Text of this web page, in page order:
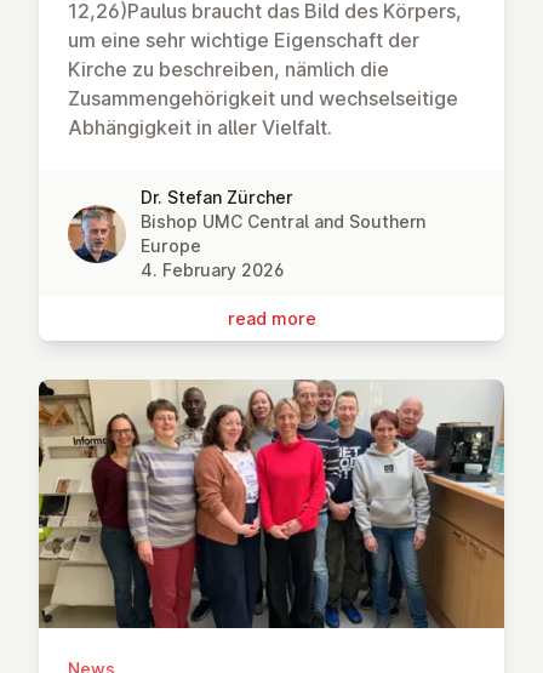
12,26)Paulus braucht das Bild des Körpers,
um eine sehr wichtige Eigenschaft der
Kirche zu beschreiben, nämlich die
Zusammengehörigkeit und wechselseitige
Abhängigkeit in aller Vielfalt.
Dr. Stefan Zürcher
Bishop UMC Central and Southern
Europe
4. February 2026
read more
News